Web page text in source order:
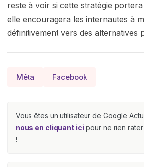
reste à voir si cette stratégie
elle encouragera les internautes à
définitivement vers des alternatives
Mêta Facebook
Vous êtes un utilisateur de Google
nous en cliquant ici pour ne rien
!